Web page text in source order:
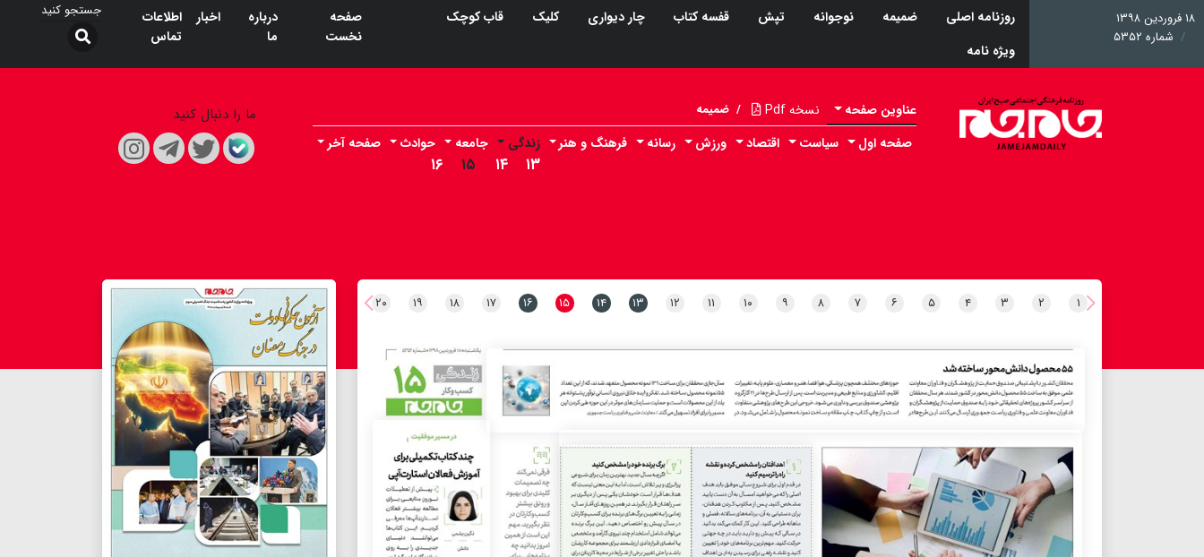
۱۸ فروردین ۱۳۹۸
شماره ۵۳۵۲
روزنامه اصلی ضمیمه نوجوانه تپش قفسه کتاب چار دیواری کلیک
قاب کوچک
ویژه نامه
صفحه
نخست
درباره
ما
اخبار
اطلاعات
تماس
عناوین صفحه نسخه Pdf / ضمیمه
صفحه اول سیاست اقتصاد ورزش رسانه فرهنگ و هنر زندگی
۱۳ ۱۴ ۱۵ ۱۶
جامعه حوادث صفحه آخر
ما را دنبال کنید
۱ ۲ ۳ ۴ ۵ ۶ ۷ ۸ ۹ ۱۰ ۱۱ ۱۲ ۱۳ ۱۴ ۱۵ ۱۶ ۱۷ ۱۸ ۱۹ ۲۰